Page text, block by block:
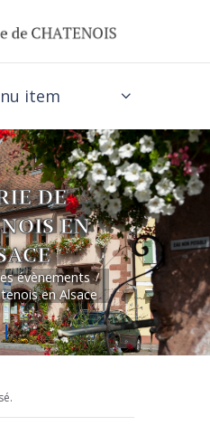
item
DE
EN
évènements
en Alsace